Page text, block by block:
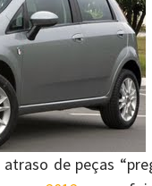
de peças